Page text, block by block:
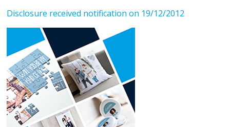
Disclosure received notification on 19/12/2012